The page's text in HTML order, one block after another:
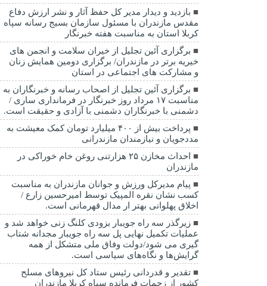
بازدید و دیدار مدیر کل حفظ آثار و نشر ارزش دفاع
مقدس مازندران با مسئول سازمان بسیج رسانه سپاه
کربلا استان به مناسبت هفته خبرنگار
برگزاری آئین تجلیل از خیران سلامت و انجمن های
خیریه برتر در مازندران/ برگزاری دومین همایش زنان
و مشارکت های اجتماعی در استان
برگزاری آئین تجلیل از اصحاب رسانه و خبرنگاران به
مناسبت ۱۷ مرداد روز خبرنگار در فرمانداری ساری /
دشمنی با خبرنگاران دشمنی با آزادی و حقیقت است.
پرداخت بیش از ۴۰۰ میلیارد تومان کمک معیشت به
مددجویان و نیازمندان مازندرانی
احداث مخازن ۲۵ هزارتنی روغن خام خوراکی در
مازندران
پیام مدیرکل ورزش و جوانان مازندران به مناسبت
کسب نشان نقره المپیک توسط امیرحسین زارع /
اخلاق پهلوانی بهتر ار مدال قهرمانی است.
زیرگذر سه راه جویبار بزودی کلنگ زنی خواهد شد و
عملیات تکمیل نهایی پل سه راه جویبار مجدانه شتاب
گیری می شود/دولت وفاق ملی متشکل از همه
گرایش‌ها و نگاه‌های سیاسی است.
تقدیر و قدردانی رئیس ستاد کل نیرو‌های مسلح
کشور از زحمات فرمانده سپاه کربلا مازندران